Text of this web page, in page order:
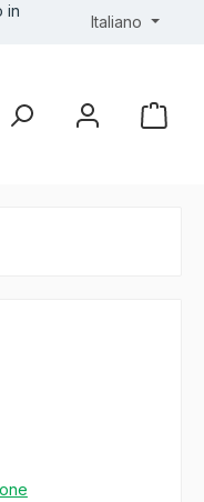
in
Italiano